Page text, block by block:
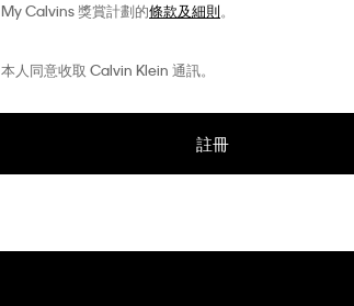
My Calvins 獎賞計劃的條款及細則。
本人同意收取 Calvin Klein 通訊。
註冊